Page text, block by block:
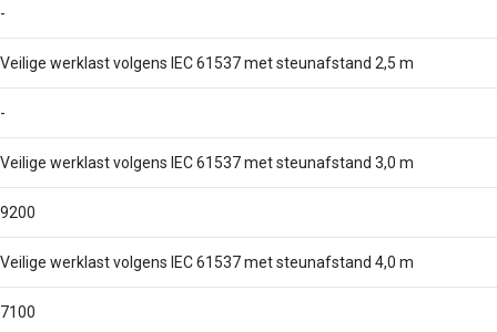
-
Veilige werklast volgens IEC 61537 met steunafstand 2,5 m
-
Veilige werklast volgens IEC 61537 met steunafstand 3,0 m
9200
Veilige werklast volgens IEC 61537 met steunafstand 4,0 m
7100